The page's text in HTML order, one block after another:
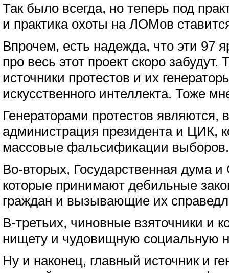
Так было всегда, но теперь под
и практика охоты на ЛОМов
Впрочем, есть надежда, что эти 97
про весь этот проект скоро забудут.
источники протестов и их
искусственного интеллекта. Тоже
Генераторами протестов являются,
администрация президента и ЦИК,
массовые фальсификации выборов.
Во-вторых, Государственная дума
которые принимают дебильные
граждан и вызывающие их
В-третьих, чиновные взяточники и
нищету и чудовищную социальную
Ну и наконец, главный источник и